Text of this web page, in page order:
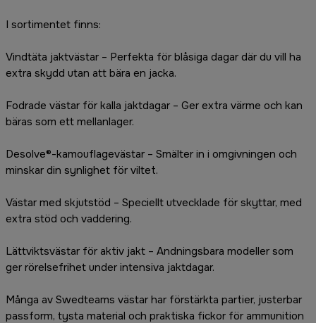
I sortimentet finns:
Vindtäta jaktvästar – Perfekta för blåsiga dagar där du vill ha
extra skydd utan att bära en jacka.
Fodrade västar för kalla jaktdagar – Ger extra värme och kan
bäras som ett mellanlager.
Desolve®-kamouflagevästar – Smälter in i omgivningen och
minskar din synlighet för viltet.
Västar med skjutstöd – Speciellt utvecklade för skyttar, med
extra stöd och vaddering.
Lättviktsvästar för aktiv jakt – Andningsbara modeller som
ger rörelsefrihet under intensiva jaktdagar.
Många av Swedteams västar har förstärkta partier, justerbar
passform, tysta material och praktiska fickor för ammunition